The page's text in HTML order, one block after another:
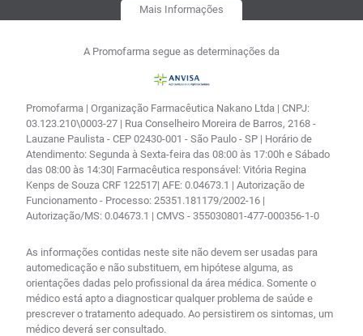
Mais Informações
A Promofarma segue as determinações da
Promofarma | Organização Farmacêutica Nakano Ltda | CNPJ:
03.123.210\0003-27 | Rua Conselheiro Moreira de Barros, 2168 -
Lauzane Paulista - CEP 02430-001 - São Paulo - SP | Horário de
Atendimento: Segunda à Sexta-feira das 08:00 às 17:00h e Sábado
das 08:00 às 14:30| Farmacêutica responsável: Vitória Regina
Kenps de Souza CRF 122517| AFE: 0.04673.1 | Autorização de
Funcionamento - Processo: 25351.181179/2002-16 |
Autorização/MS: 0.04673.1 | CMVS - 355030801-477-000356-1-0
As informações contidas neste site não devem ser usadas para
automedicação e não substituem, em hipótese alguma, as
orientações dadas pelo profissional da área médica. Somente o
médico está apto a diagnosticar qualquer problema de saúde e
prescrever o tratamento adequado. Ao persistirem os sintomas, um
médico deverá ser consultado.